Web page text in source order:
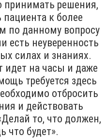
принимать решения,
пациента к более
по данному вопросу
есть неуверенность
силах и знаниях.
идет на часы и даже
требуется здесь
отбросить
и действовать
то, что должен,
что будет».